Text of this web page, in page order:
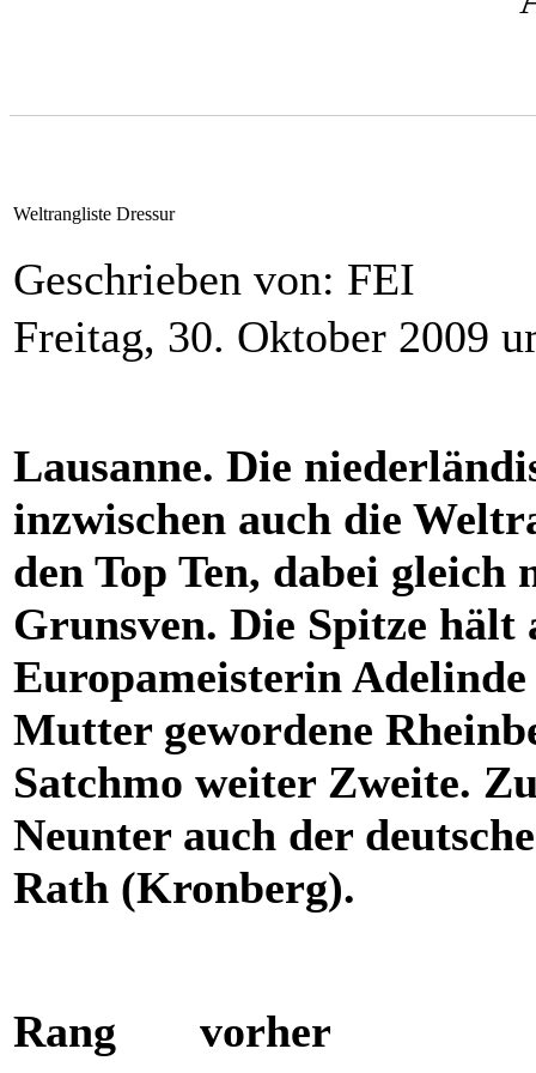
Weltrangliste Dressur
Geschrieben von: FEI
Freitag, 30. Oktober 2009
Lausanne. Die
inzwischen auch die
den Top Ten, dabei
Grunsven. Die Spitze
Europameisterin
Mutter gewordene
Satchmo weiter Zweite.
Neunter auch der
Rath (Kronberg).
Rang vorher